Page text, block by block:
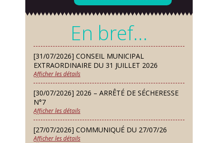
Samedi 12 Sep
Défi de pêche aux leurres (concept
lure house)
Dimanche 13 Sep
Repas de fouées
Lundi 14 Sep
Conseil municipal du 14 septembre
2026
Jeudi 24 Sep
Permanence des Architectes des
Bâtiments de France
En bref…
[31/07/2026] CONSEIL MUNICIPAL
EXTRAORDINAIRE DU 31 JUILLET 2026
Afficher les détails
[30/07/2026] 2026 – ARRÊTÉ DE SÉCHERESSE
N°7
Afficher les détails
[27/07/2026] COMMUNIQUÉ DU 27/07/26
Afficher les détails